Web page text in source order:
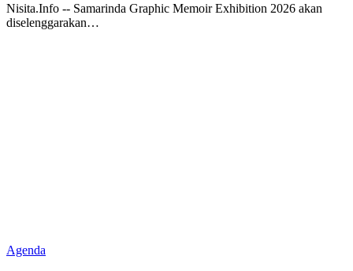
Nisita.Info -- Samarinda Graphic Memoir Exhibition 2026 akan
diselenggarakan…
Agenda